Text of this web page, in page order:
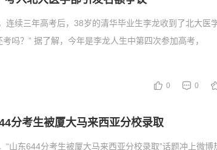
连续三年高考后，38岁的清华毕业生李龙收到了北大医
吗？” 据了解，今年是李龙人生中第四次参加高考，
0 0
分考生被厦大马来西亚分校录取
山东644分考生被厦大马来西亚分校录取”话题冲上微博